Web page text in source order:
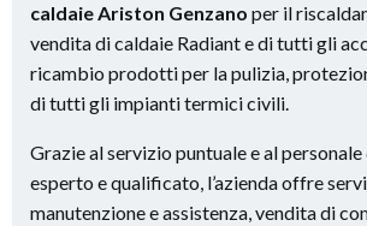
caldaie Ariston Genzano per il
vendita di caldaie Radiant e di tutti gli
ricambio prodotti per la pulizia,
di tutti gli impianti termici civili.
Grazie al servizio puntuale e al
esperto e qualificato, l’azienda offre
manutenzione e assistenza, vendita di